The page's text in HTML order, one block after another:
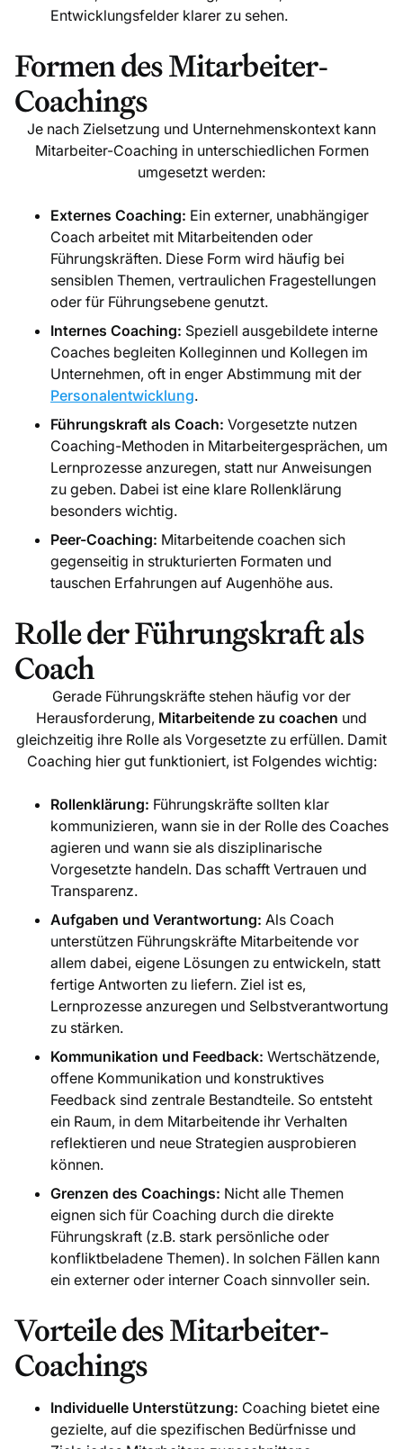
Entwicklungsfelder klarer zu sehen.
Formen des Mitarbeiter-
Coachings
Je nach Zielsetzung und Unternehmenskontext kann
Mitarbeiter-Coaching in unterschiedlichen Formen
umgesetzt werden:
Externes Coaching: Ein externer, unabhängiger
Coach arbeitet mit Mitarbeitenden oder
Führungskräften. Diese Form wird häufig bei
sensiblen Themen, vertraulichen Fragestellungen
oder für Führungsebene genutzt.
Internes Coaching: Speziell ausgebildete interne
Coaches begleiten Kolleginnen und Kollegen im
Unternehmen, oft in enger Abstimmung mit der
Personalentwicklung.
Führungskraft als Coach: Vorgesetzte nutzen
Coaching-Methoden in Mitarbeitergesprächen, um
Lernprozesse anzuregen, statt nur Anweisungen
zu geben. Dabei ist eine klare Rollenklärung
besonders wichtig.
Peer-Coaching: Mitarbeitende coachen sich
gegenseitig in strukturierten Formaten und
tauschen Erfahrungen auf Augenhöhe aus.
Rolle der Führungskraft als
Coach
Gerade Führungskräfte stehen häufig vor der
Herausforderung, Mitarbeitende zu coachen und
gleichzeitig ihre Rolle als Vorgesetzte zu erfüllen. Damit
Coaching hier gut funktioniert, ist Folgendes wichtig:
Rollenklärung: Führungskräfte sollten klar
kommunizieren, wann sie in der Rolle des Coaches
agieren und wann sie als disziplinarische
Vorgesetzte handeln. Das schafft Vertrauen und
Transparenz.
Aufgaben und Verantwortung: Als Coach
unterstützen Führungskräfte Mitarbeitende vor
allem dabei, eigene Lösungen zu entwickeln, statt
fertige Antworten zu liefern. Ziel ist es,
Lernprozesse anzuregen und Selbstverantwortung
zu stärken.
Kommunikation und Feedback: Wertschätzende,
offene Kommunikation und konstruktives
Feedback sind zentrale Bestandteile. So entsteht
ein Raum, in dem Mitarbeitende ihr Verhalten
reflektieren und neue Strategien ausprobieren
können.
Grenzen des Coachings: Nicht alle Themen
eignen sich für Coaching durch die direkte
Führungskraft (z.B. stark persönliche oder
konfliktbeladene Themen). In solchen Fällen kann
ein externer oder interner Coach sinnvoller sein.
Vorteile des Mitarbeiter-
Coachings
Individuelle Unterstützung: Coaching bietet eine
gezielte, auf die spezifischen Bedürfnisse und